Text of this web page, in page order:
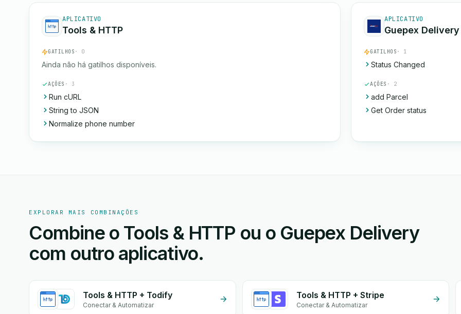
APLICATIVO
Tools & HTTP
GATILHOS · 0
Ainda não há gatilhos disponíveis.
AÇÕES · 3
Run cURL
String to JSON
Normalize phone number
APLICATIVO
Guepex Delivery
GATILHOS · 1
Status Changed
AÇÕES · 2
add Parcel
Get Order status
EXPLORAR MAIS COMBINAÇÕES
Combine o Tools & HTTP ou o Guepex Delivery
com outro aplicativo.
Tools & HTTP + Todify
Conectar & Automatizar
Tools & HTTP + Stripe
Conectar & Automatizar